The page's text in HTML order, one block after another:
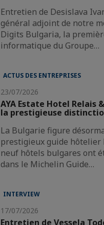
Entretien de Desislava
général adjoint de notre
Digits Bulgaria, la
informatique du Groupe…
ACTUS DES ENTREPRISES
23/07/2026
AYA Estate Hotel Relais
la prestigieuse
La Bulgarie figure
prestigieux guide hôtelier
neuf hôtels bulgares ont
dans le Michelin Guide…
INTERVIEW
17/07/2026
Entretien de Vessela